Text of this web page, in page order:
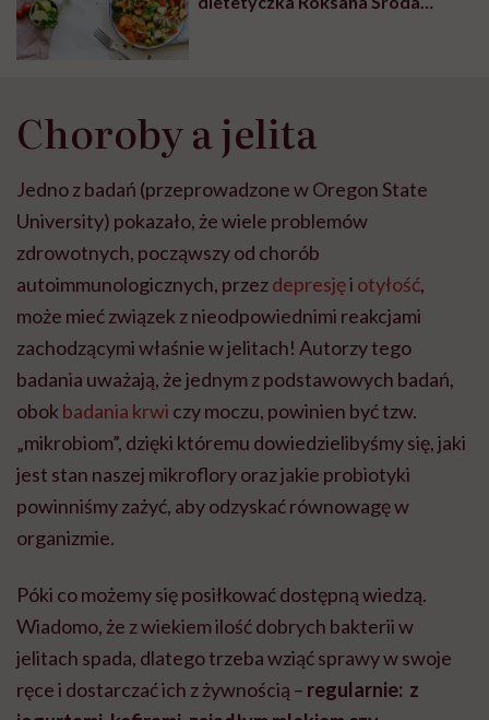
Choroby a jelita
Jedno z badań (przeprowadzone w Oregon State
University) pokazało, że wiele problemów
zdrowotnych, począwszy od chorób
autoimmunologicznych, przezdepresjęi otyłość,
może mieć związek z nieodpowiednimi reakcjami
zachodzącymi właśnie w jelitach! Autorzy tego
badania uważają, że jednym z podstawowych badań,
obok badania krwi czy moczu, powinien być tzw.
„mikrobiom”, dzięki któremu dowiedzielibyśmy się, jaki
jest stan naszej mikroflory oraz jakie probiotyki
powinniśmy zażyć, aby odzyskać równowagę w
organizmie.
Póki co możemy się posiłkować dostępną wiedzą.
Wiadomo, że z wiekiem ilość dobrych bakterii w
jelitach spada, dlatego trzeba wziąć sprawy w swoje
ręce i dostarczać ich z żywnością – regularnie: z